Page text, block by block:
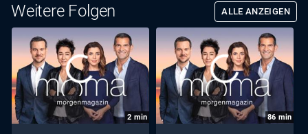
Weitere Folgen ALLE ANZEIGEN
2 min 86 min